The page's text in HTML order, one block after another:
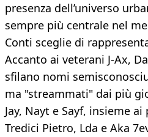
presenza dell’universo
sempre più centrale nel
Conti sceglie di
Accanto ai veterani J-Ax,
sfilano nomi
ma "streammati" dai più
Jay, Nayt e Sayf, insieme
Tredici Pietro, Lda e Aka